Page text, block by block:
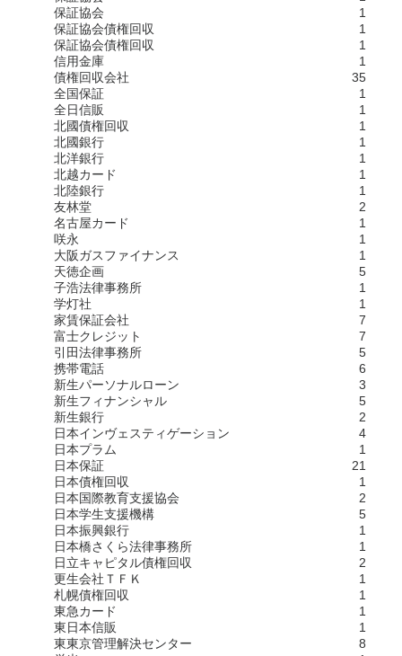
保証協会
1
保証協会債権回収
1
保証協会債権回収
1
信用金庫
1
債権回収会社
35
全国保証
1
全日信販
1
北國債権回収
1
北國銀行
1
北洋銀行
1
北越カード
1
北陸銀行
1
友林堂
2
名古屋カード
1
咲永
1
大阪ガスファイナンス
1
天徳企画
5
子浩法律事務所
1
学灯社
1
家賃保証会社
7
富士クレジット
7
引田法律事務所
5
携帯電話
6
新生パーソナルローン
3
新生フィナンシャル
5
新生銀行
2
日本インヴェスティゲーション
4
日本プラム
1
日本保証
21
日本債権回収
1
日本国際教育支援協会
2
日本学生支援機構
5
日本振興銀行
1
日本橋さくら法律事務所
1
日立キャピタル債権回収
2
更生会社ＴＦＫ
1
札幌債権回収
1
東急カード
1
東日本信販
1
東東京管理解決センター
8